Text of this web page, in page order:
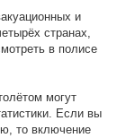
и
странах,
в полисе
могут
Если вы
то включение